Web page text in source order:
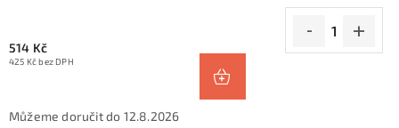
514 Kč
425 Kč bez DPH
12.8.2026